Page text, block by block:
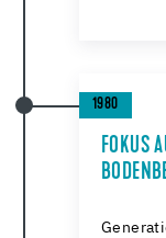
1980
FOKUS